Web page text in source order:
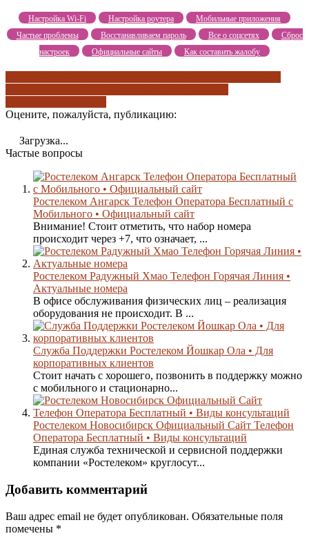
Настройка Wi-Fi Настройка роутера
Мобильные приложения
Частые проблемы
Восстанавливаем пароль Все о соцсетях
Сброс
настроек
Официальные сайты Как составить жалобу
Оцените, пожалуйста, публикацию:
Загрузка...
Частые вопросы
Ростелеком Ангарск Телефон Оператора Бесплатный с
Мобильного • Официальный сайт
Внимание! Стоит отметить, что набор номера
происходит через +7, что означает, ...
Ростелеком Радужный Хмао Телефон Горячая Линия •
Актуальные номера
В офисе обслуживания физических лиц – реализация
оборудования не происходит. В ...
Служба Поддержки Ростелеком Йошкар Ола • Для
корпоративных клиентов
Стоит начать с хорошего, позвонить в поддержку можно
с мобильного и стационарно...
Ростелеком Новосибирск Официальный Сайт Телефон
Оператора Бесплатный • Виды консультаций
Единая служба технической и сервисной поддержки
компании «Ростелеком» круглосут...
Добавить комментарий
Ваш адрес email не будет опубликован. Обязательные поля
помечены *